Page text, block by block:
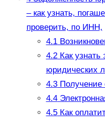
– как узнать,
проверить, по ИНН,
4.1
4.2Как узнать
юридических
4.3Получение
4.4
4.5Как